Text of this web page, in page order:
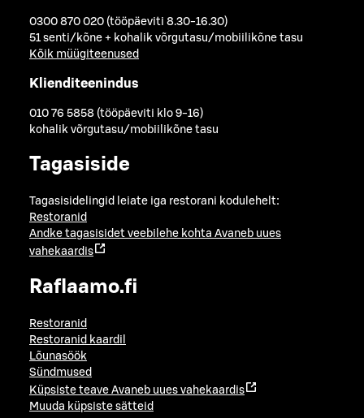
0300 870 020 (tööpäeviti 8.30-16.30)
51 senti/kõne + kohalik võrgutasu/mobiilikõne tasu
Kõik müügiteenused
Klienditeenindus
010 76 5858 (tööpäeviti klo 9-16)
kohalik võrgutasu/mobiilikõne tasu
Tagasiside
Tagasisidelingid leiate iga restorani kodulehelt:
Restoranid
Andke tagasisidet veebilehe kohta Avaneb uues
vahekaardis
Raflaamo.fi
Restoranid
Restoranid kaardil
Lõunasöök
Sündmused
Küpsiste teave Avaneb uues vahekaardis
Muuda küpsiste sätteid